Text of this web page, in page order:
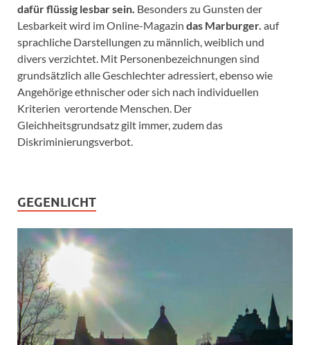
dafür flüssig lesbar sein. Besonders zu Gunsten der
Lesbarkeit wird im Online-Magazin das Marburger. auf
sprachliche Darstellungen zu männlich, weiblich und
divers verzichtet. Mit Personenbezeichnungen sind
grundsätzlich alle Geschlechter adressiert, ebenso wie
Angehörige ethnischer oder sich nach individuellen
Kriterien verortende Menschen. Der
Gleichheitsgrundsatz gilt immer, zudem das
Diskriminierungsverbot.
GEGENLICHT